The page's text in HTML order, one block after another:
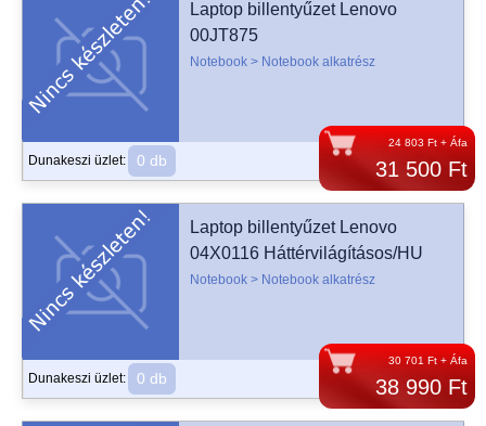
24 803 Ft + Áfa
31 500 Ft
Laptop billentyűzet Lenovo
00JT875
Notebook > Notebook alkatrész
Dunakeszi üzlet: 0 db
30 701 Ft + Áfa
38 990 Ft
Laptop billentyűzet Lenovo
04X0116 Háttérvilágításos/HU
Notebook > Notebook alkatrész
Dunakeszi üzlet: 0 db